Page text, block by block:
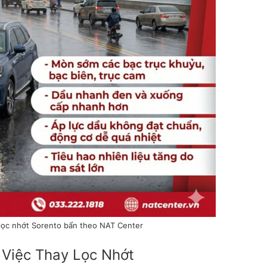
nhớt Sorento bẩn theo NAT Center
Thay Lọc Nhớt